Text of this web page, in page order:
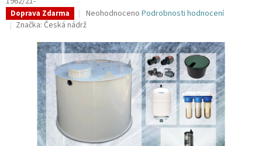
Doprava Zdarma
Průměrné
hodnocení
je
0,0
z
5
Neohodnoceno Podrobnosti hodnocení
Značka: Česká nádrž